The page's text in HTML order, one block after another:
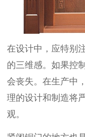
在设计中，应特别
的三维感。如果控
会丧失。在生产中
理的设计和制造将
观。